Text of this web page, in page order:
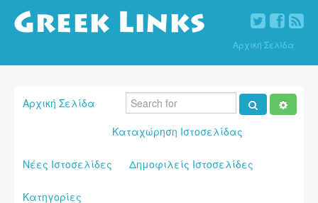
Αρχική Σελίδα
Αρχική Σελίδα
Καταχώρηση Ιστοσελίδας
Νέες Ιστοσελίδες Δημοφιλείς Ιστοσελίδες
Κατηγορίες